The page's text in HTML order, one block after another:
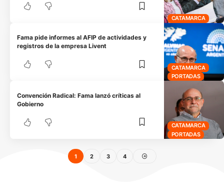
CATAMARCA
CATAMARCA
PORTADAS
Fama pide informes al AFIP de actividades y
registros de la empresa Livent
CATAMARCA
PORTADAS
Convención Radical: Fama lanzó críticas al
Gobierno
1 2 3 4